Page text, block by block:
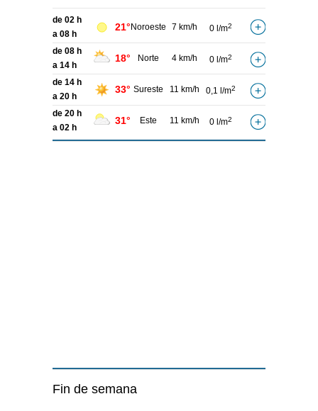
de 02 h
a 08 h
21° Noroeste 7 km/h 0 l/m2
de 08 h
a 14 h
18° Norte 4 km/h 0 l/m2
de 14 h
a 20 h
33° Sureste 11 km/h 0,1 l/m2
de 20 h
a 02 h
31° Este 11 km/h 0 l/m2
Fin de semana